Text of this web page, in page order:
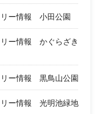
リー情報 小田公園
ー情報 かぐらざき
ー情報 黒鳥山公園
リー情報 光明池緑地